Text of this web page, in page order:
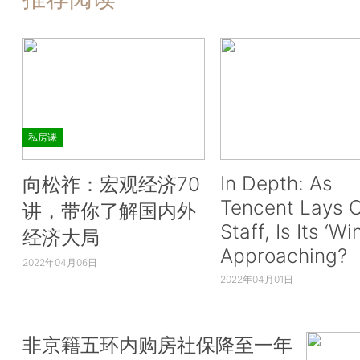
私房课
向松祚：宏观经济70
讲，带你了解国内外
经济大局
2022年04月06日
In Depth: As
Tencent Lays
Staff, Is Its
Approaching?
2022年04月01日
非京籍五环内购房社保降至一年